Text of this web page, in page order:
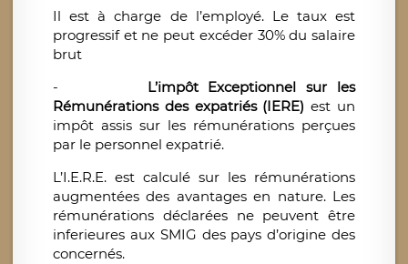
Il est à charge de l’employé. Le taux est
progressif et ne peut excéder 30% du salaire
brut
- L’impôtExceptionnel sur les
Rémunérations des expatriés (IERE) est un
impôt assis sur les rémunérations perçues
par le personnel expatrié.
L’I.E.R.E. est calculé sur les rémunérations
augmentées des avantages en nature. Les
rémunérations déclarées ne peuvent être
inferieures aux SMIG des pays d’origine des
concernés.